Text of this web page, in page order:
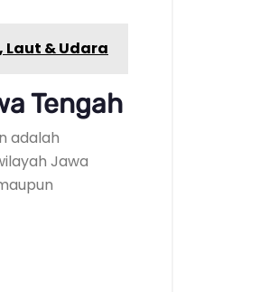
Laut & Udara
Tengah
adalah
Jawa